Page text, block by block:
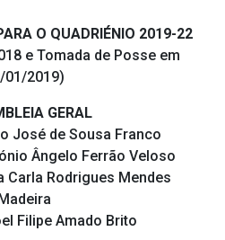
O QUADRIÉNIO 2019-22
e Tomada de Posse em
01/2019)
GERAL
José de Sousa Franco
Ângelo Ferrão Veloso
Carla Rodrigues Mendes
Filipe Amado Brito